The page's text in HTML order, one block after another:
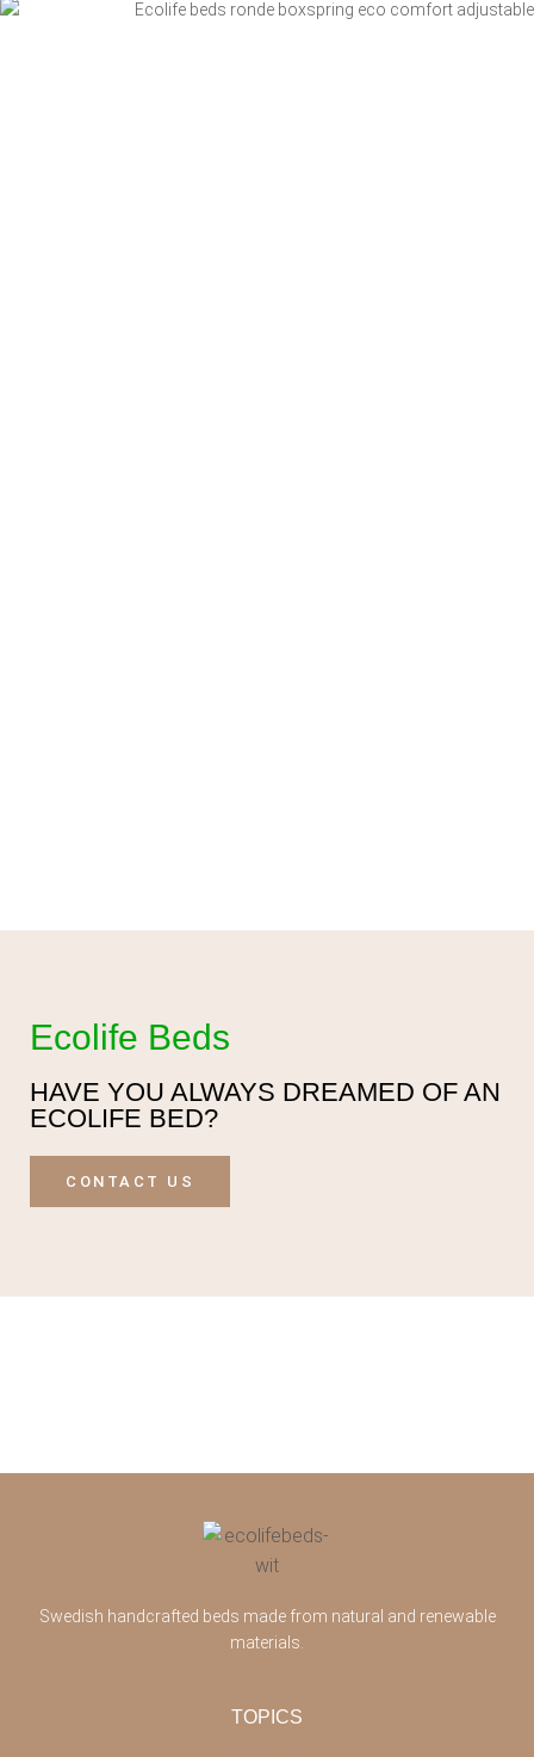
Ecolife Beds
HAVE YOU ALWAYS DREAMED OF AN
ECOLIFE BED?
CONTACT US
Swedish handcrafted beds made from natural and renewable
materials.
TOPICS